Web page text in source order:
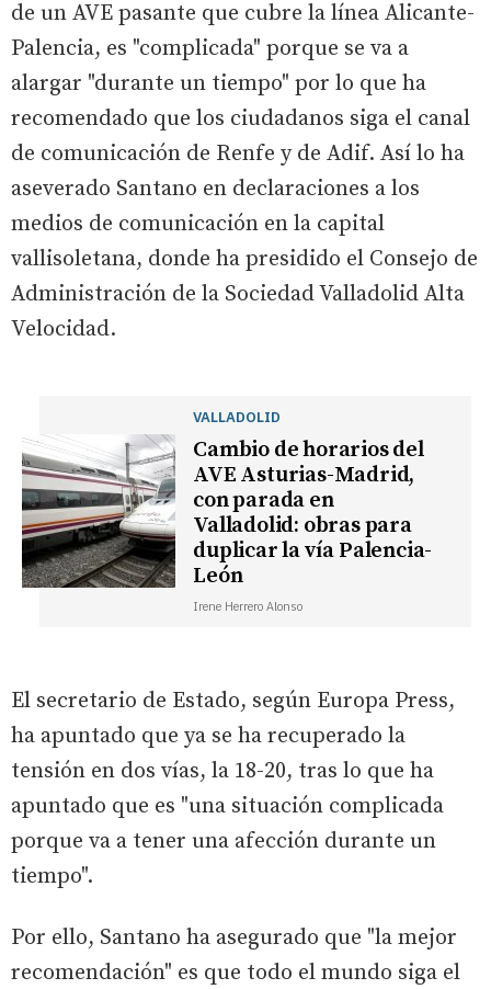
de un AVE pasante que cubre la línea Alicante-
Palencia, es "complicada" porque se va a
alargar "durante un tiempo" por lo que ha
recomendado que los ciudadanos siga el canal
de comunicación de Renfe y de Adif. Así lo ha
aseverado Santano en declaraciones a los
medios de comunicación en la capital
vallisoletana, donde ha presidido el Consejo de
Administración de la Sociedad Valladolid Alta
Velocidad.
VALLADOLID
Cambio de horarios del
AVE Asturias-Madrid,
con parada en
Valladolid: obras para
duplicar la vía Palencia-
León
Irene Herrero Alonso
El secretario de Estado, según Europa Press,
ha apuntado que ya se ha recuperado la
tensión en dos vías, la 18-20, tras lo que ha
apuntado que es "una situación complicada
porque va a tener una afección durante un
tiempo".
Por ello, Santano ha asegurado que "la mejor
recomendación" es que todo el mundo siga el